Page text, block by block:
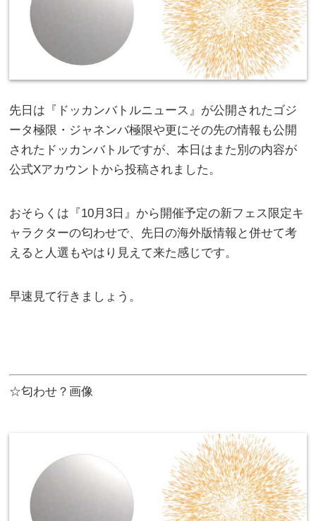
先日は『ドッカンバトルニュース』が公開されたゴジ
ータ極限・ジャネンバ極限や更にその先の情報も公開
されたドッカンバトルですが、本日はまた別の内容が
公式Xアカウントから投稿されました。
おそらくは『10月3日』から開催予定の新フェス限定キ
ャラクターの匂わせで、先日の海外版情報と併せて考
えると人選もやはり見えて来た感じです。
早速見て行きましょう。
☆匂わせ？画像